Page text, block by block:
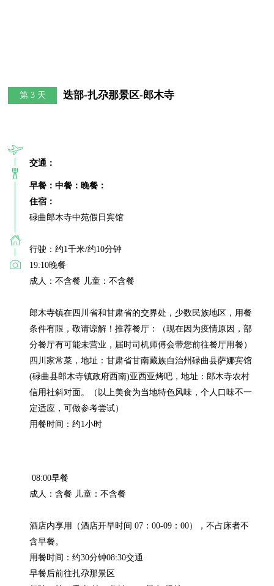
第 3 天 迭部-扎尕那景区-郎木寺
交通：
早餐：中餐：晚餐：
住宿：
碌曲郎木寺中苑假日宾馆
行驶：约1千米/约10分钟
19:10晚餐
成人：不含餐 儿童：不含餐
郎木寺镇在四川省和甘肃省的交界处，少数民族地区，用餐
条件有限，敬请谅解！推荐餐厅：（现在因为疫情原因，部
分餐厅有可能未营业，届时司机师傅会带您前往餐厅用餐）
四川家常菜，地址：甘肃省甘南藏族自治州碌曲县萨娜宾馆
(碌曲县郎木寺镇政府西南)亚西亚烤吧，地址：郎木寺农村
信用社斜对面。（以上美食为当地特色风味，个人口味不一
定适应，可做参考尝试）
用餐时间：约1小时
08:00早餐
成人：含餐 儿童：不含餐
酒店内享用（酒店开早时间 07：00-09：00），不占床者不
含早餐。
用餐时间：约30分钟08:30交通
早餐后前往扎尕那景区